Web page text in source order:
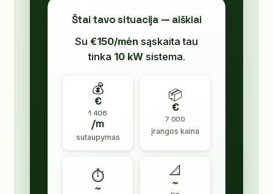
Štai tavo situacija — aiškiai
Su €150/mėn sąskaita tau
tinka 10kWsistema.
💰
€
1 406
/m
sutaupymas
📦
€
7 000
įrangos kaina
⏱️
~
📐
~